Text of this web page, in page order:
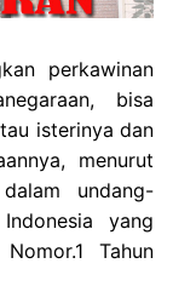
perkawinan
bisa
isterinya dan
menurut
undang-
yang
Tahun